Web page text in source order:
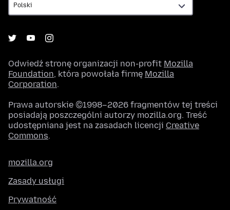
Odwiedź stronę organizacji non-profit Mozilla
Foundation, która powołała firmę Mozilla
Corporation.
Prawa autorskie ©1998–2026 fragmentów tej treści
posiadają poszczególni autorzy mozilla.org. Treść
udostępniana jest na zasadach licencji Creative
Commons.
mozilla.org
Zasady usługi
Prywatność